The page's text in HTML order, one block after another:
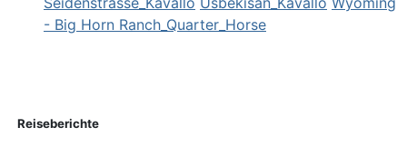
- Big Horn Ranch_Quarter_Horse
Reiseberichte